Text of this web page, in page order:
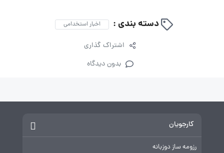
دسته بندی : اخبار استخدامی
اشتراک گذاری
بدون دیدگاه
کارجویان
رزومه ساز دوزبانه